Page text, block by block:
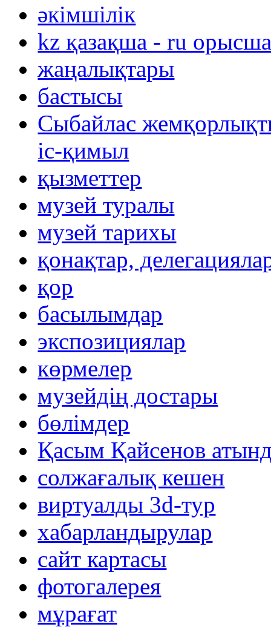
әкімшілік
kz қазақша - ru
жаңалықтары
бастысы
Сыбайлас
іс-қимыл
қызметтер
музей туралы
музей тарихы
қонақтар,
қор
басылымдар
экспозициялар
көрмелер
музейдің достары
бөлімдер
Қасым Қайсенов
солжағалық кешен
виртуалды 3d-тур
xабарландырулар
сайт картасы
фотогалерея
мұрағат